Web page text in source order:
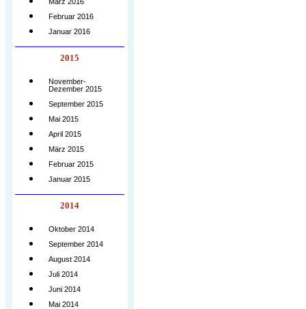
Februar 2016
Januar 2016
2015
November-
Dezember 2015
September 2015
Mai 2015
April 2015
März 2015
Februar 2015
Januar 2015
2014
Oktober 2014
September 2014
August 2014
Juli 2014
Juni 2014
Mai 2014